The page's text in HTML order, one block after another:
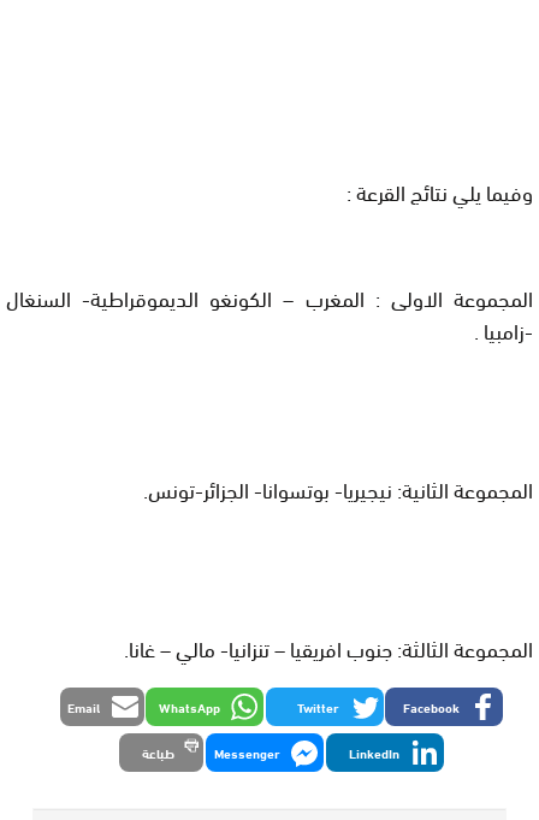
وفيما يلي نتائج القرعة :
المجموعة الاولى : المغرب – الكونغو الديموقراطية- السنغال
-زامبيا .
المجموعة الثانية: نيجيريا- بوتسوانا- الجزائر-تونس.
المجموعة الثالثة: جنوب افريقيا – تنزانيا- مالي – غانا.
Facebook
Twitter
WhatsApp
Email
LinkedIn
Messenger طباعة